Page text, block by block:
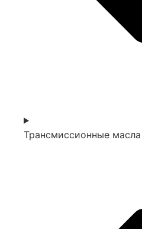
Трансмиссионные масла